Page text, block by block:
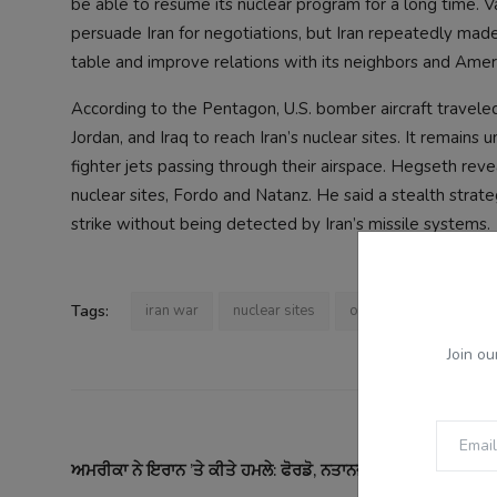
Join
be able to resume its nuclear program for a long time.
persuade Iran for negotiations, but Iran repeatedly
table and improve relations with its neighbors and
According to the Pentagon, U.S. bomber aircraft
Jordan, and Iraq to reach Iran’s nuclear sites. It
fighter jets passing through their airspace. Hegseth
nuclear sites, Fordo and Natanz. He said a stealth
strike without being detected by Iran’s missile systems.
Tags: iran war nuclear sites operation midnight
ਅਮਰੀਕਾ ਨੇ ਇਰਾਨ ’ਤੇ ਕੀਤੇ ਹਮਲੇ: ਫੋਰਡੋ, ਨਤਾਨਜ਼, ਇਸਫਹਾਨ ਪ੍ਰਮਾਣੂ